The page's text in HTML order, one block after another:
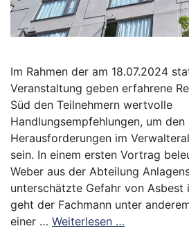
Im Rahmen der am 18.07.2024
Veranstaltung geben erfahrene
Süd den Teilnehmern wertvolle
Handlungsempfehlungen, um
Herausforderungen im
sein. In einem ersten Vortrag
Weber aus der Abteilung
unterschätzte Gefahr von Asbest
geht der Fachmann unter
einer … Weiterlesen …